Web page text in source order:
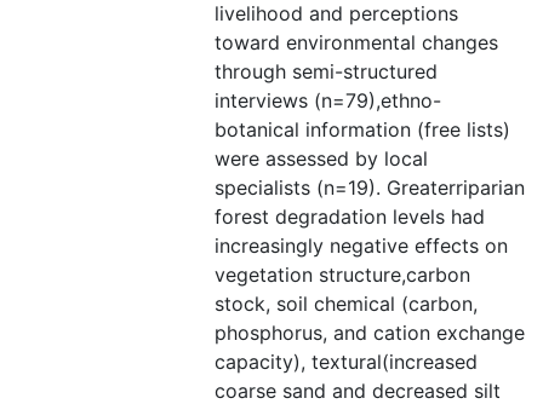
livelihood and perceptions
toward environmental changes
through semi-structured
interviews (n=79),ethno-
botanical information (free lists)
were assessed by local
specialists (n=19). Greaterriparian
forest degradation levels had
increasingly negative effects on
vegetation structure,carbon
stock, soil chemical (carbon,
phosphorus, and cation exchange
capacity), textural(increased
coarse sand and decreased silt